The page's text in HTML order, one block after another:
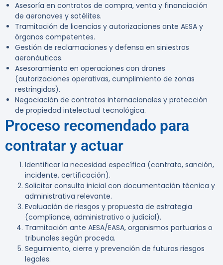
Asesoría en contratos de compra, venta y financiación
de aeronaves y satélites.
Tramitación de licencias y autorizaciones ante AESA y
órganos competentes.
Gestión de reclamaciones y defensa en siniestros
aeronáuticos.
Asesoramiento en operaciones con drones
(autorizaciones operativas, cumplimiento de zonas
restringidas).
Negociación de contratos internacionales y protección
de propiedad intelectual tecnológica.
Proceso recomendado para
contratar y actuar
Identificar la necesidad específica (contrato, sanción,
incidente, certificación).
Solicitar consulta inicial con documentación técnica y
administrativa relevante.
Evaluación de riesgos y propuesta de estrategia
(compliance, administrativo o judicial).
Tramitación ante AESA/EASA, organismos portuarios o
tribunales según proceda.
Seguimiento, cierre y prevención de futuros riesgos
legales.